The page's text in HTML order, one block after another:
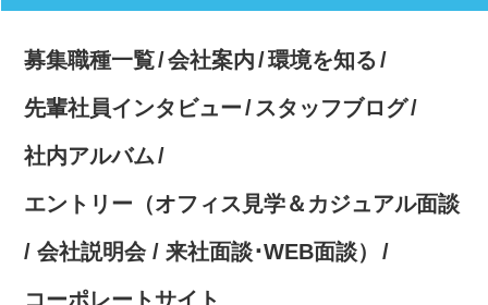
募集職種一覧 会社案内
環境を知る
先輩社員インタビュー
スタッフブログ
社内アルバム
エントリー（オフィス見学＆カジュアル面談
/ 会社説明会 / 来社面談･WEB面談）
コーポレートサイト